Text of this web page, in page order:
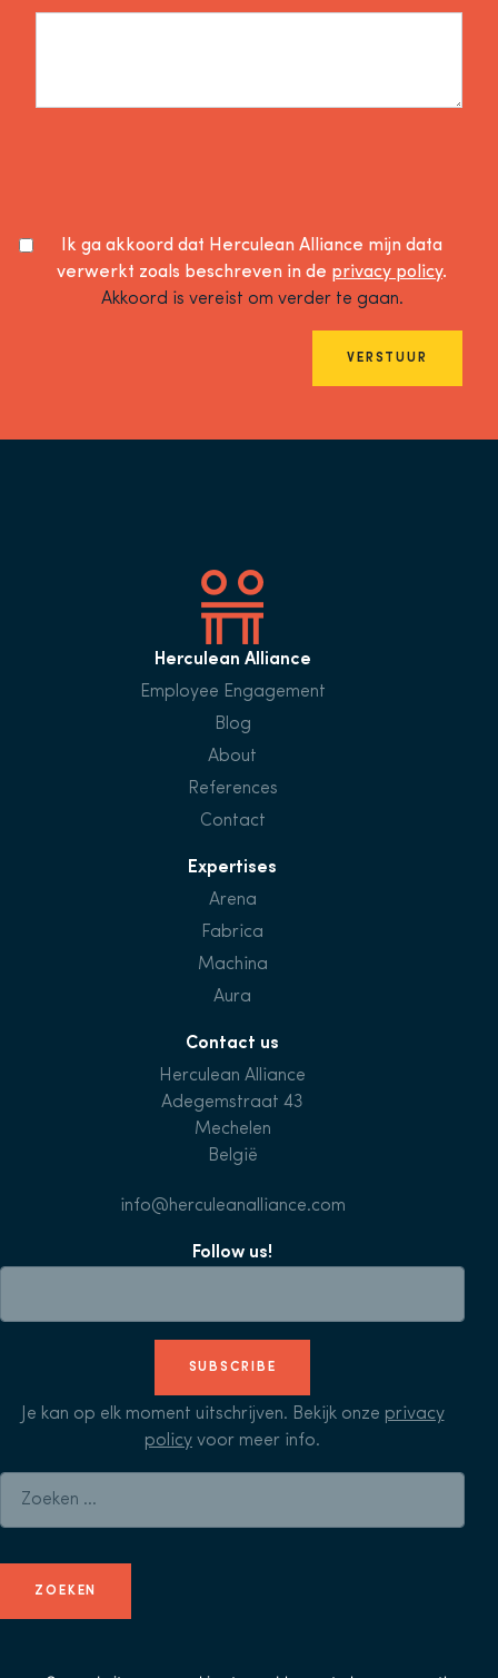
Ik ga akkoord dat Herculean Alliance mijn data
verwerkt zoals beschreven in de privacy policy.
Akkoord is vereist om verder te gaan.
VERSTUUR
Herculean Alliance
Employee Engagement
Blog
About
References
Contact
Expertises
Arena
Fabrica
Machina
Aura
Contact us
Herculean Alliance
Adegemstraat 43
Mechelen
België
info@herculeanalliance.com
Follow us!
SUBSCRIBE
Je kan op elk moment uitschrijven. Bekijk onze privacy
policy voor meer info.